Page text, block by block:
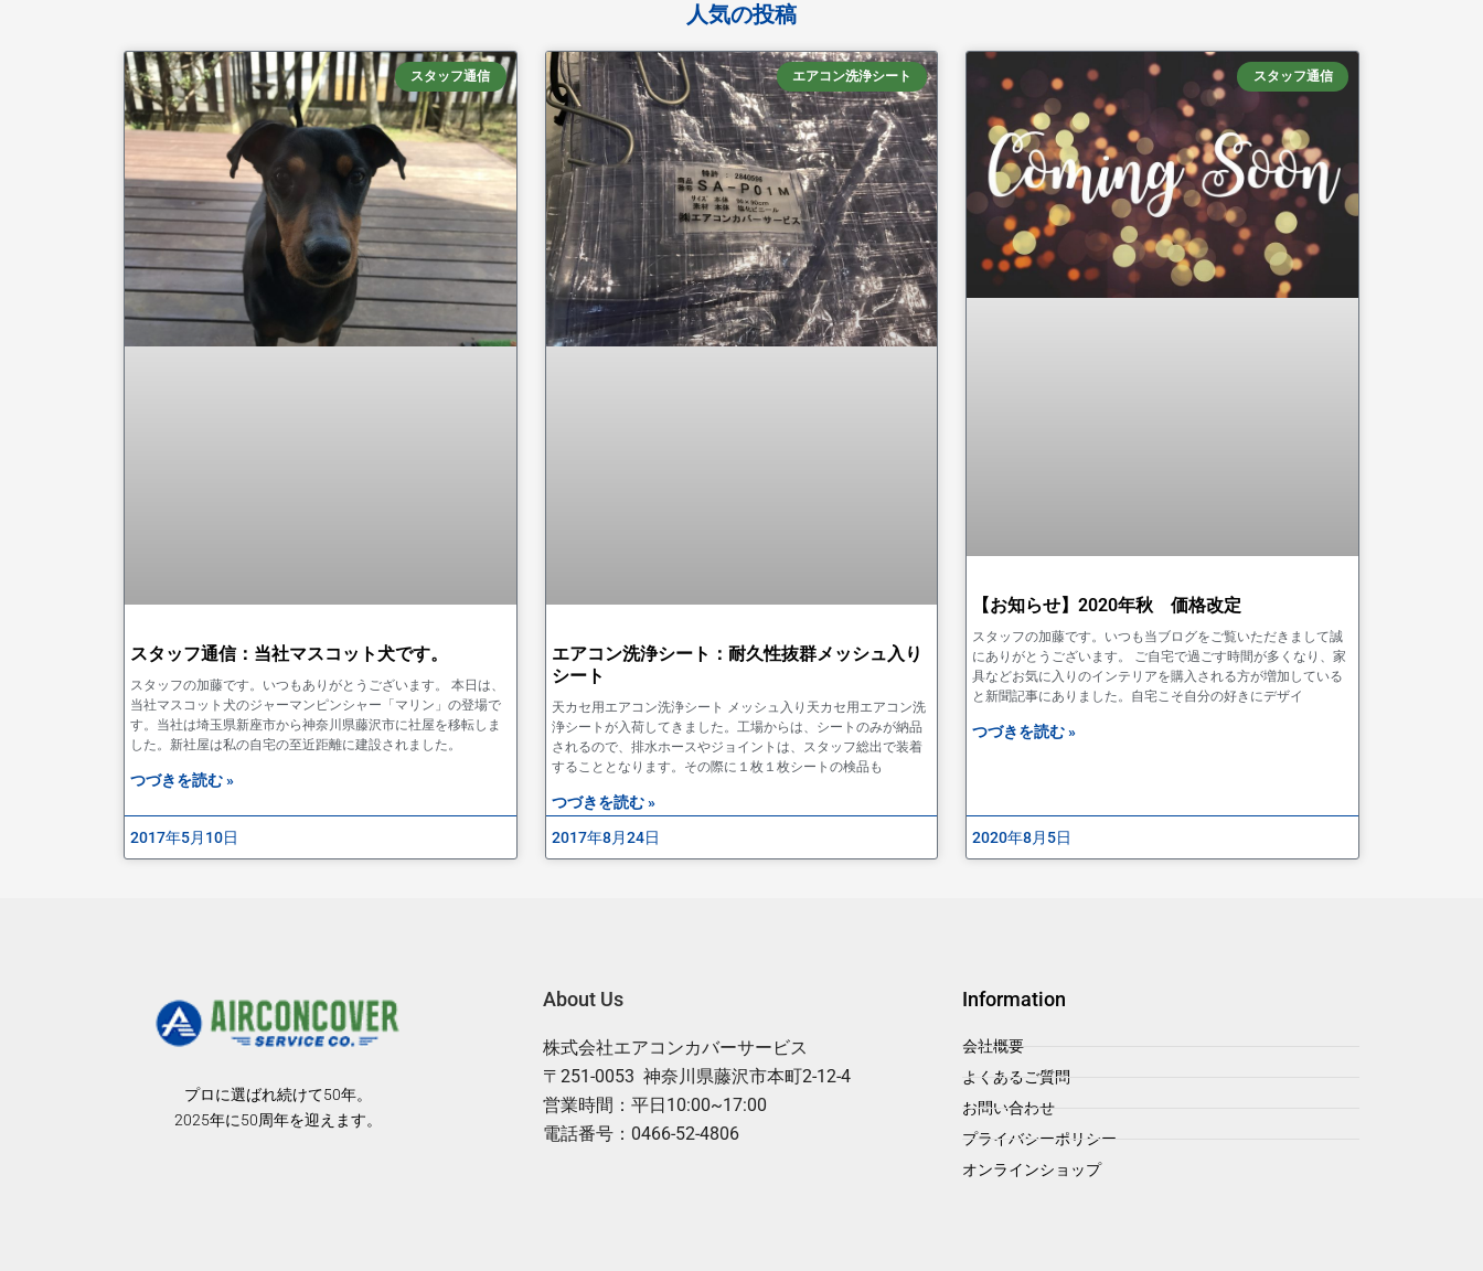
人気の投稿
スタッフ通信
スタッフ通信：当社マスコット犬です。
スタッフの加藤です。いつもありがとうございます。 本日は、
当社マスコット犬のジャーマンピンシャー「マリン」の登場で
す。当社は埼玉県新座市から神奈川県藤沢市に社屋を移転しま
した。新社屋は私の自宅の至近距離に建設されました。
つづきを読む »
2017年5月10日
エアコン洗浄シート
エアコン洗浄シート：耐久性抜群メッシュ入り
シート
天カセ用エアコン洗浄シート メッシュ入り天カセ用エアコン洗
浄シートが入荷してきました。工場からは、シートのみが納品
されるので、排水ホースやジョイントは、スタッフ総出で装着
することとなります。その際に１枚１枚シートの検品も
つづきを読む »
2017年8月24日
スタッフ通信
【お知らせ】2020年秋 価格改定
スタッフの加藤です。いつも当ブログをご覧いただきまして誠
にありがとうございます。 ご自宅で過ごす時間が多くなり、家
具などお気に入りのインテリアを購入される方が増加している
と新聞記事にありました。自宅こそ自分の好きにデザイ
つづきを読む »
2020年8月5日
プロに選ばれ続けて50年。
2025年に50周年を迎えます。
About Us
株式会社エアコンカバーサービス
〒251-0053 神奈川県藤沢市本町2-12-4
営業時間：平日10:00~17:00
電話番号：0466-52-4806
Information
会社概要
よくあるご質問
お問い合わせ
プライバシーポリシー
オンラインショップ